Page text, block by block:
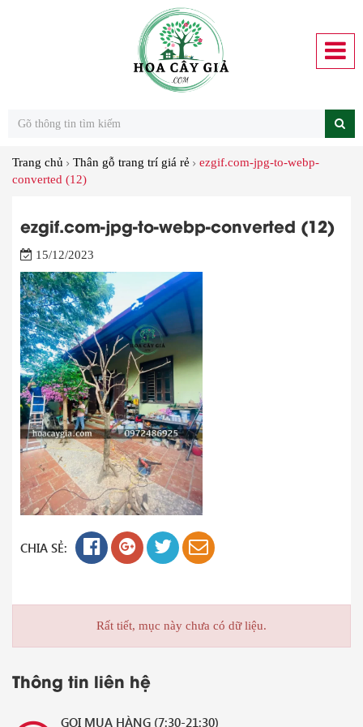
Trang chủ Thân gỗ trang trí giá rẻ
ezgif.com-jpg-to-webp-
converted (12)
ezgif.com-jpg-to-webp-converted (12)
15/12/2023
CHIA SẺ:
Rất tiết, mục này chưa có dữ liệu.
Thông tin liên hệ
GỌI MUA HÀNG (7:30-21:30)